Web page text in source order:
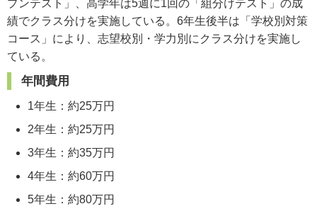
プンテスト」、高学年は5週に1回の「組分けテスト」の成
績でクラス分けを実施している。6年生後半は「学校別対策
コース」により、志望校別・学力別にクラス分けを実施し
ている。
年間費用
1年生：約25万円
2年生：約25万円
3年生：約35万円
4年生：約60万円
5年生：約80万円